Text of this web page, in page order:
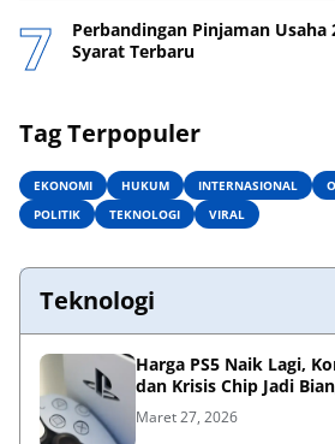
Perbandingan Pinjaman Usaha
Syarat Terbaru
Tag Terpopuler
EKONOMI HUKUM INTERNASIONAL
POLITIK
TEKNOLOGI VIRAL
Teknologi
Harga PS5 Naik Lagi,
dan Krisis Chip Jadi
Maret 27, 2026